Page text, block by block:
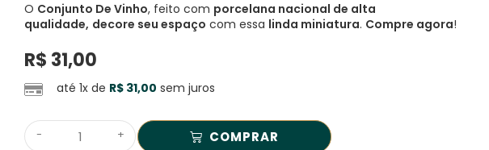
O Conjunto De Vinho, feito com porcelana nacional de alta
qualidade, decore seu espaço com essa linda miniatura. Compre agora!
R$ 31,00
até 1x de R$ 31,00 sem juros
- + COMPRAR